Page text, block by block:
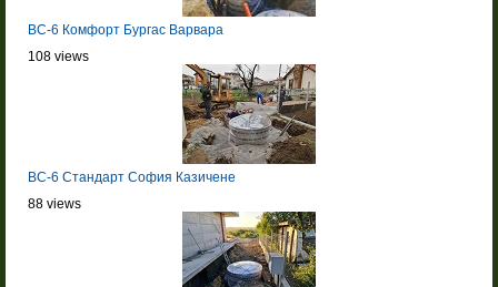
BC-6 Комфорт Бургас Варвара
108 views
BC-6 Стандарт София Казичене
88 views